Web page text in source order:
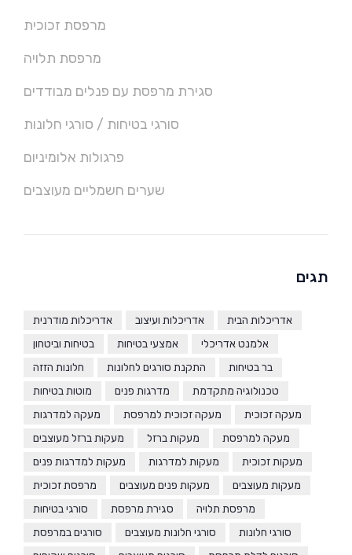
מרפסת זכוכית
מרפסת תלויה
סגירת מרפסת עם פנלים מבודדים
סורגי בטיחות / סורגי חלונות
פרגולות אלומיניום
שערים חשמליים מעוצבים
תגים
אדריכלות הבית אדריכלות ועיצוב
אדריכלות מודרנית
אלמנט אדריכלי
אמצעי בטיחות
בטיחות וביטחון
בר בטיחות
התקנת סורגים לחלונות
חלונות הזזה
טכנולוגיה מתקדמת
מדרגות פנים
מוטות בטיחות
מעקה זכוכית
מעקה זכוכית למרפסת
מעקה למדרגות
מעקה למרפסת
מעקות ברזל
מעקות ברזל מעוצבים
מעקות זכוכית
מעקות למדרגות
מעקות למדרגות פנים
מעקות מעוצבים
מעקות פנים מעוצבים
מרפסת זכוכית
מרפסת תלויה
סגירת מרפסת
סורגי בטיחות
סורגי חלונות
סורגי חלונות מעוצבים
סורגים במרפסת